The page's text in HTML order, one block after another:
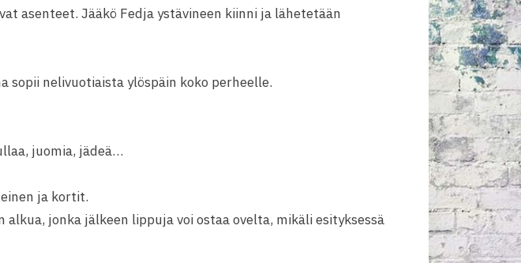
asenteet. Jääkö Fedja ystävineen kiinni ja lähetetään
sopii nelivuotiaista ylöspäin koko perheelle.
juomia, jädeä…
ja kortit.
alkua, jonka jälkeen lippuja voi ostaa ovelta, mikäli esityksessä